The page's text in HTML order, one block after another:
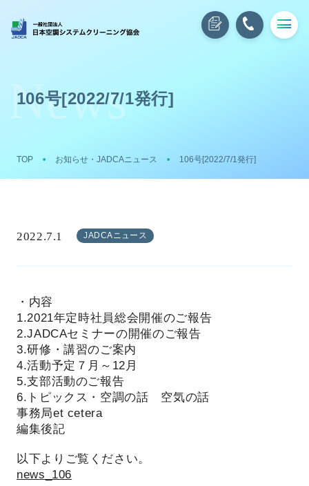
TOP お知らせ・JADCAニュース 106号[2022/7/1発行]
106号[2022/7/1発行]
2022.7.1 JADCAニュース
・内容
1.2021年定時社員総会開催のご報告
2.JADCAセミナーの開催のご報告
3.研修・講習のご案内
4.活動予定７月～12月
5.支部活動のご報告
6.トピックス・空調の話 空気の話
事務局et cetera
編集後記
以下よりご覧ください。
news_106